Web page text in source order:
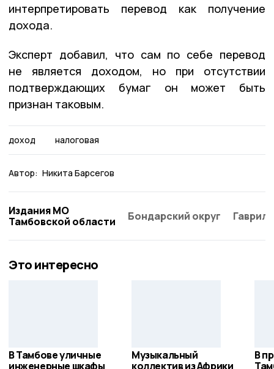
интерпретировать перевод как получение
дохода.
Эксперт добавил, что сам по себе перевод
не является доходом, но при отсутствии
подтверждающих бумаг он может быть
признан таковым.
доход налоговая
Автор: Никита Барсегов
Издания МО
Тамбовской области
Бондарский округ
Это интересно
В Тамбове уличные
инженерные шкафы
Музыкальный
коллектив из Африки
В